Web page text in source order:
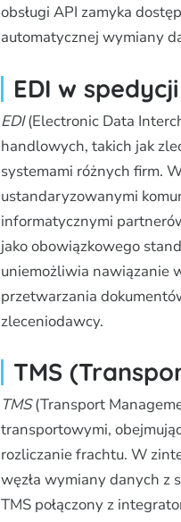
obsługi API zamyka
automatycznej wymiany
EDI w
EDI(Electronic Data
handlowych, takich jak
systemami różnych firm.
ustandaryzowanymi
informatycznymi
jako obowiązkowego
uniemożliwia nawiązanie
przetwarzania
zleceniodawcy.
TMS
TMS(Transport
transportowymi,
rozliczanie frachtu. W
węzła wymiany danych z
TMS połączony z